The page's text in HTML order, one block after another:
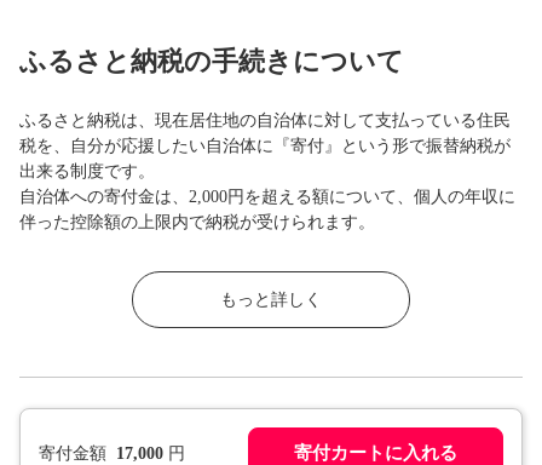
ふるさと納税の手続きについて
ふるさと納税は、現在居住地の自治体に対して支払っている住民
税を、自分が応援したい自治体に『寄付』という形で振替納税が
出来る制度です。
自治体への寄付金は、2,000円を超える額について、個人の年収に
伴った控除額の上限内で納税が受けられます。
もっと詳しく
寄付金額 17,000 円 寄付カートに入れる